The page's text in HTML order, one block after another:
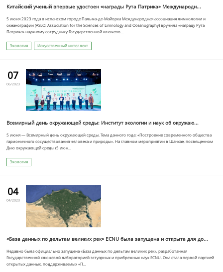
Китайский ученый впервые удостоен «награды Рута Патрика» Международн...
5 июня 2023 года в испанском городе Пальма-де-Майорка Международная ассоциация лимнологии и
океанографии (ASLO: Association for the Sciences of Limnology and Oceanography) вручила «награду Рута
Патрика» научному сотруднику Государственной ключево...
Экология Искусственный интеллект
07
06/2023
Всемирный день окружающей среды: Институт экологии и наук об окружаю...
5 июня — Всемирный день окружающей среды. Тема данного года: «Построение современного общества
гармоничного сосуществования человека и природы». На главном мероприятии в Шанхае, посвященном
Дню окружающей среды (5 июн...
Экология
04
04/2023
«База данных по дельтам великих рек» ECNU была запущена и открыта для до...
Недавно была официально запущена «База данных по дельтам великих рек», разработанная
Государственной ключевой лабораторией эстуарных и прибрежных наук ECNU. Она стала первой партией
открытых данных, поддерживаемых «П...